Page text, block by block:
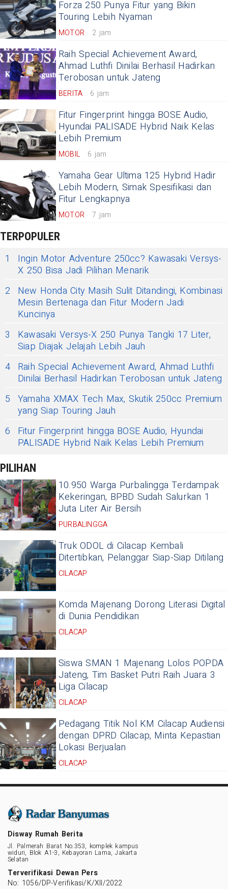
Forza 250 Punya Fitur yang Bikin
Touring Lebih Nyaman
MOTOR 2 jam
Raih Special Achievement Award,
Ahmad Luthfi Dinilai Berhasil Hadirkan
Terobosan untuk Jateng
BERITA 6 jam
Fitur Fingerprint hingga BOSE Audio,
Hyundai PALISADE Hybrid Naik Kelas
Lebih Premium
MOBIL 6 jam
Yamaha Gear Ultima 125 Hybrid Hadir
Lebih Modern, Simak Spesifikasi dan
Fitur Lengkapnya
MOTOR 7 jam
TERPOPULER
1
Ingin Motor Adventure 250cc? Kawasaki Versys-
X 250 Bisa Jadi Pilihan Menarik
2
New Honda City Masih Sulit Ditandingi, Kombinasi
Mesin Bertenaga dan Fitur Modern Jadi
Kuncinya
3
Kawasaki Versys-X 250 Punya Tangki 17 Liter,
Siap Diajak Jelajah Lebih Jauh
4 Raih Special Achievement Award, Ahmad Luthfi
Dinilai Berhasil Hadirkan Terobosan untuk Jateng
5 Yamaha XMAX Tech Max, Skutik 250cc Premium
yang Siap Touring Jauh
6
Fitur Fingerprint hingga BOSE Audio, Hyundai
PALISADE Hybrid Naik Kelas Lebih Premium
PILIHAN
10.950 Warga Purbalingga Terdampak
Kekeringan, BPBD Sudah Salurkan 1
Juta Liter Air Bersih
PURBALINGGA
Truk ODOL di Cilacap Kembali
Ditertibkan, Pelanggar Siap-Siap Ditilang
CILACAP
Komda Majenang Dorong Literasi Digital
di Dunia Pendidikan
CILACAP
Siswa SMAN 1 Majenang Lolos POPDA
Jateng, Tim Basket Putri Raih Juara 3
Liga Cilacap
CILACAP
Pedagang Titik Nol KM Cilacap Audiensi
dengan DPRD Cilacap, Minta Kepastian
Lokasi Berjualan
CILACAP
Disway Rumah Berita
Jl. Palmerah Barat No.353, komplek kampus
widuri, Blok A1-3, Kebayoran Lama, Jakarta
Selatan
Terverifikasi Dewan Pers
No: 1056/DP-Verifikasi/K/XII/2022